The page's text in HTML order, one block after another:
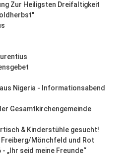
Zur Heiligsten Dreifaltigkeit
Nigeria - Informationsabend
Gesamtkirchengemeinde
& Kinderstühle gesucht!
Mönchfeld und Rot
„Ihr seid meine Freunde“